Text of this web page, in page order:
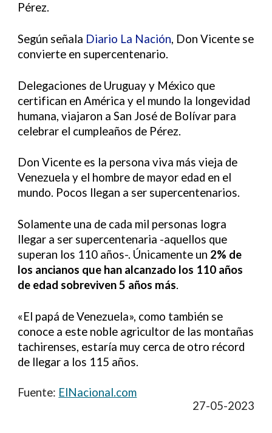
Pérez.
Según señala Diario La Nación, Don Vicente se
convierte en supercentenario.
Delegaciones de Uruguay y México que
certifican en América y el mundo la longevidad
humana, viajaron a San José de Bolívar para
celebrar el cumpleaños de Pérez.
Don Vicente es la persona viva más vieja de
Venezuela y el hombre de mayor edad en el
mundo. Pocos llegan a ser supercentenarios.
Solamente una de cada mil personas logra
llegar a ser supercentenaria -aquellos que
superan los 110 años-. Únicamente un 2% de
los ancianos que han alcanzado los 110 años
de edad sobreviven 5 años más.
«El papá de Venezuela», como también se
conoce a este noble agricultor de las montañas
tachirenses, estaría muy cerca de otro récord
de llegar a los 115 años.
Fuente: ElNacional.com
27-05-2023